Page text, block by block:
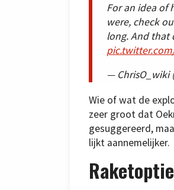
For an idea of
were, check
long. And that
— ChrisO_wiki
Wie of wat de
zeer groot dat
gesuggereerd,
lijkt aannemelijker.